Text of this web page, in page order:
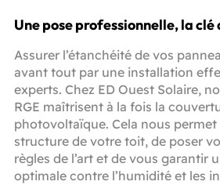
Une pose professionnelle, la
Assurer l’étanchéité de vos
avant tout par une installation
experts. Chez ED Ouest Solaire,
RGE maîtrisent à la fois la
photovoltaïque. Cela nous permet
structure de votre toit, de poser
règles de l’art et de vous garantir
optimale contre l’humidité et les